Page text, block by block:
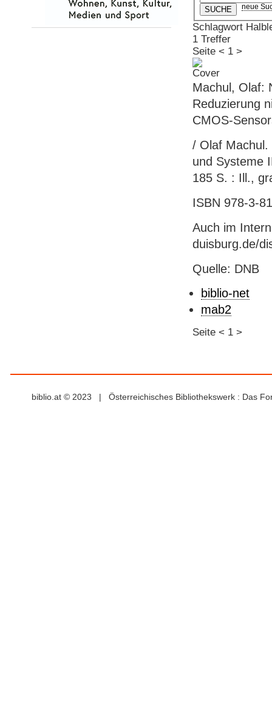
neue
Schlagwort
1 Treffer
Seite < 1 >
Machul, Olaf:
Reduzierung
CMOS-
/ Olaf Machul.
und Systeme
185 S. : Ill.,
ISBN 978-3-
Auch im
duisburg.de/
Quelle: DNB
biblio-net
mab2
Seite < 1 >
biblio.at © 2023 | Österreichisches Bibliothekswerk : Das